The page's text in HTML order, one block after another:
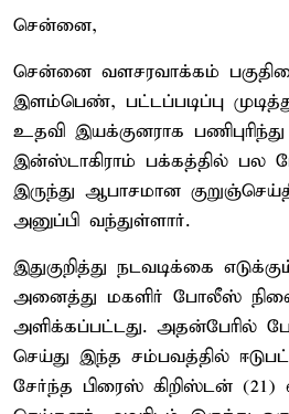
சென்னை,
சென்னை வளசரவாக்கம்
இளம்பெண், பட்டப்படிப்பு
உதவி இயக்குனராக பணிபுரிந்து
இன்ஸ்டாகிராம் பக்கத்தில் பல
இருந்து ஆபாசமான
அனுப்பி வந்துள்ளார்.
இதுகுறித்து நடவடிக்கை
அனைத்து மகளிர் போலீஸ்
அளிக்கப்பட்டது. அதன்பேரில்
செய்து இந்த சம்பவத்தில்
சேர்ந்த பிரைஸ் கிறிஸ்டன்